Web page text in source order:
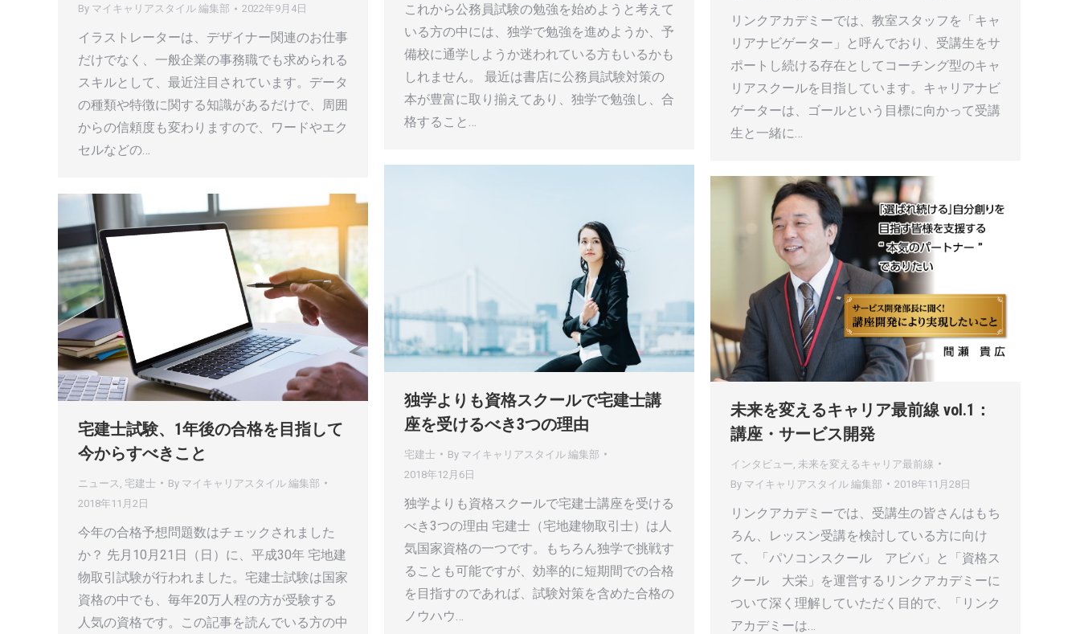
By マイキャリアスタイル 編集部 2022年9月4日
イラストレーターは、デザイナー関連のお仕事
だけでなく、一般企業の事務職でも求められる
スキルとして、最近注目されています。データ
の種類や特徴に関する知識があるだけで、周囲
からの信頼度も変わりますので、ワードやエク
セルなどの…
これから公務員試験の勉強を始めようと考えて
いる方の中には、独学で勉強を進めようか、予
備校に通学しようか迷われている方もいるかも
しれません。 最近は書店に公務員試験対策の
本が豊富に取り揃えてあり、独学で勉強し、合
格すること…
リンクアカデミーでは、教室スタッフを「キャ
リアナビゲーター」と呼んでおり、受講生をサ
ポートし続ける存在としてコーチング型のキャ
リアスクールを目指しています。キャリアナビ
ゲーターは、ゴールという目標に向かって受講
生と一緒に…
独学よりも資格スクールで宅建士講
座を受けるべき3つの理由
宅建士 By マイキャリアスタイル 編集部
2018年12月6日
独学よりも資格スクールで宅建士講座を受ける
べき3つの理由 宅建士（宅地建物取引士）は人
気国家資格の一つです。もちろん独学で挑戦す
ることも可能ですが、効率的に短期間での合格
を目指すのであれば、試験対策を含めた合格の
ノウハウ…
未来を変えるキャリア最前線 vol.1：
講座・サービス開発
インタビュー 未来を変えるキャリア最前線
By マイキャリアスタイル 編集部 2018年11月28日
リンクアカデミーでは、受講生の皆さんはもち
ろん、レッスン受講を検討している方に向け
て、「パソコンスクール アビバ」と「資格ス
クール 大栄」を運営するリンクアカデミーに
ついて深く理解していただく目的で、「リンク
アカデミーは…
宅建士試験、1年後の合格を目指して
今からすべきこと
ニュース 宅建士 By マイキャリアスタイル 編集部
2018年11月2日
今年の合格予想問題数はチェックされました
か？ 先月10月21日（日）に、平成30年 宅地建
物取引試験が行われました。宅建士試験は国家
資格の中でも、毎年20万人程の方が受験する
人気の資格です。この記事を読んでいる方の中